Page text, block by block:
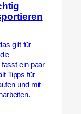
gilt für
ein paar
Tipps für
und mit